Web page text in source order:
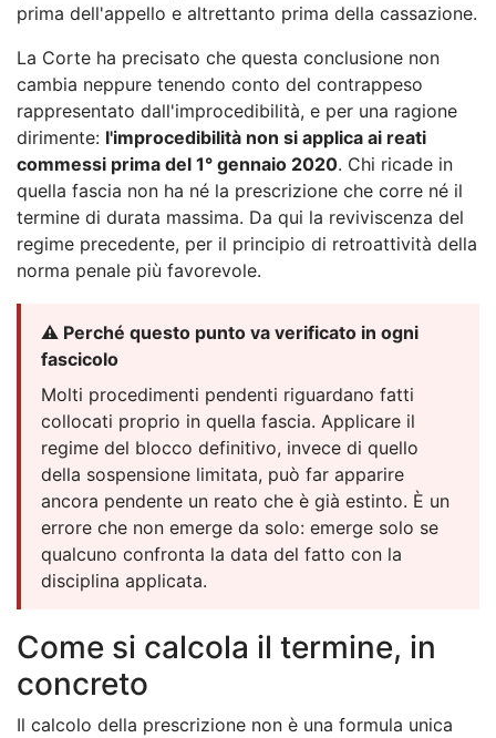
prima dell'appello e altrettanto prima della cassazione.
La Corte ha precisato che questa conclusione non
cambia neppure tenendo conto del contrappeso
rappresentato dall'improcedibilità, e per una ragione
dirimente: l'improcedibilità non si applica ai reati
commessi prima del 1° gennaio 2020. Chi ricade in
quella fascia non ha né la prescrizione che corre né il
termine di durata massima. Da qui la reviviscenza del
regime precedente, per il principio di retroattività della
norma penale più favorevole.
⚠️ Perché questo punto va verificato in ogni
fascicolo
Molti procedimenti pendenti riguardano fatti
collocati proprio in quella fascia. Applicare il
regime del blocco definitivo, invece di quello
della sospensione limitata, può far apparire
ancora pendente un reato che è già estinto. È un
errore che non emerge da solo: emerge solo se
qualcuno confronta la data del fatto con la
disciplina applicata.
Come si calcola il termine, in
concreto
Il calcolo della prescrizione non è una formula unica